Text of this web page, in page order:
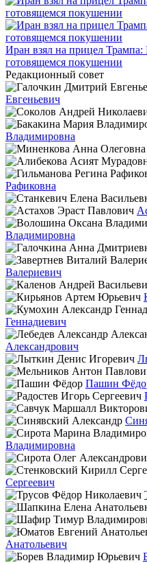
Иран взял на прицел
готовящемся покушении
Редакционный совет
Евгеньевич
Владимировна
Рафиковна
Владимировна
Валериевич
Геннадиевич
Александрович
Пашин
Владимировна
Сергеевич
Анатольевич